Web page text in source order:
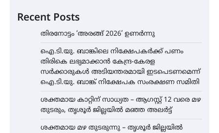
Recent Posts
തിരനോട്ടം ‘അരങ്ങ് 2026’ ഉണർന്നു
ഐ.ടി.യു. ബാങ്കിലെ നിക്ഷേപകർക്ക് പണം
തിരികെ ലഭ്യമാക്കാൻ കേന്ദ്ര-കേരള
സർക്കാരുകൾ അടിയന്തരമായി ഇടപെടണമെന്ന്
ഐ.ടി.യു. ബാങ്ക് നിക്ഷേപക സംരക്ഷണ സമിതി
ശക്തമായ കാറ്റിന് സാധ്യത – ആഗസ്റ്റ് 12 വരെ മഴ
തുടരും, തൃശൂർ ജില്ലയിൽ മഞ്ഞ അലർട്ട്
ശക്തമായ മഴ തുടരുന്നു – തൃശൂർ ജില്ലയിൽ